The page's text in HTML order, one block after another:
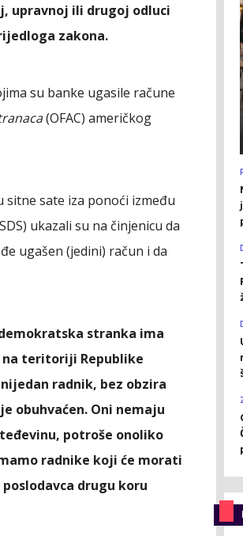
upravnoj ili drugoj odluci
zakona.
su banke ugasile račune
(OFAC) američkog
sate iza ponoći između
ukazali su na činjenicu da
ugašen (jedini) račun i da
stranka ima
na teritoriji Republike
radnik, bez obzira
obuhvaćen. Oni nemaju
potroše onoliko
radnike koji će morati
drugu koru